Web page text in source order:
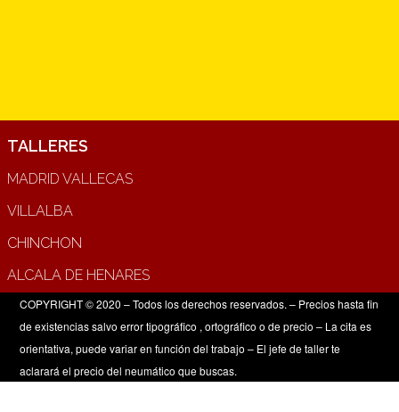
TALLERES
MADRID VALLECAS
VILLALBA
CHINCHON
ALCALA DE HENARES
COPYRIGHT © 2020 – Todos los derechos reservados. – Precios hasta fin
de existencias salvo error tipográfico , ortográfico o de precio – La cita es
orientativa, puede variar en función del trabajo – El jefe de taller te
aclarará el precio del neumático que buscas.